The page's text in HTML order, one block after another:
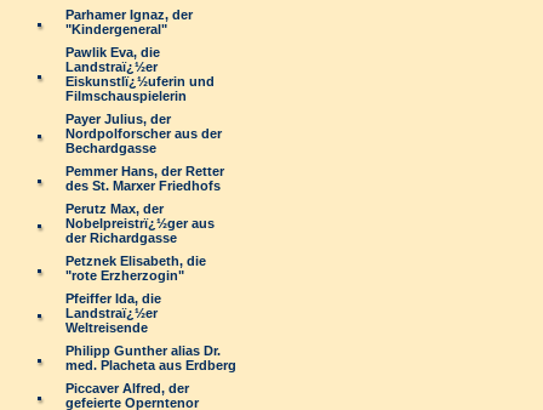
Parhamer Ignaz, der
"Kindergeneral"
Pawlik Eva, die
Landstraï¿½er
Eiskunstlï¿½uferin und
Filmschauspielerin
Payer Julius, der
Nordpolforscher aus der
Bechardgasse
Pemmer Hans, der Retter
des St. Marxer Friedhofs
Perutz Max, der
Nobelpreistrï¿½ger aus
der Richardgasse
Petznek Elisabeth, die
"rote Erzherzogin"
Pfeiffer Ida, die
Landstraï¿½er
Weltreisende
Philipp Gunther alias Dr.
med. Placheta aus Erdberg
Piccaver Alfred, der
gefeierte Operntenor